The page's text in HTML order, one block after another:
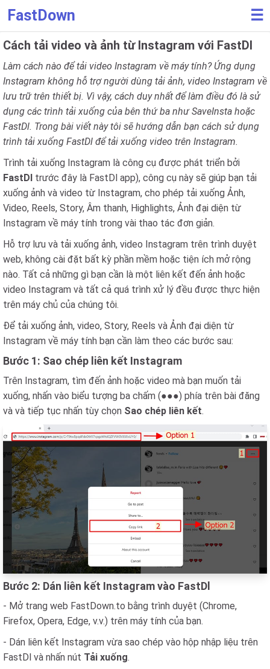
FastDown ☰
Cách tải video và ảnh từ Instagram với FastDl
Làm cách nào để tải video Instagram về máy tính? Ứng dụng
Instagram không hỗ trợ người dùng tải ảnh, video Instagram về
lưu trữ trên thiết bị. Vì vậy, cách duy nhất để làm điều đó là sử
dụng các trình tải xuống của bên thứ ba như SaveInsta hoặc
FastDl. Trong bài viết này tôi sẽ hướng dẫn bạn cách sử dụng
trình tải xuống FastDl để tải xuống video trên Instagram.
Trình tải xuống Instagram là công cụ được phát triển bởi
FastDl trước đây là FastDl app), công cụ này sẽ giúp bạn tải
xuống ảnh và video từ Instagram, cho phép tải xuống Ảnh,
Video, Reels, Story, Âm thanh, Highlights, Ảnh đại diện từ
Instagram về máy tính trong vài thao tác đơn giản.
Hỗ trợ lưu và tải xuống ảnh, video Instagram trên trình duyệt
web, không cài đặt bất kỳ phần mềm hoặc tiện ích mở rộng
nào. Tất cả những gì bạn cần là một liên kết đến ảnh hoặc
video Instagram và tất cả quá trình xử lý đều được thực hiện
trên máy chủ của chúng tôi.
Để tải xuống ảnh, video, Story, Reels và Ảnh đại diện từ
Instagram về máy tính bạn cần làm theo các bước sau:
Bước 1: Sao chép liên kết Instagram
Trên Instagram, tìm đến ảnh hoặc video mà bạn muốn tải
xuống, nhấn vào biểu tượng ba chấm (●●●) phía trên bài đăng
và và tiếp tục nhấn tùy chọn Sao chép liên kết.
Bước 2: Dán liên kết Instagram vào FastDl
- Mở trang web FastDown.to bằng trình duyệt (Chrome,
Firefox, Opera, Edge, v.v.) trên máy tính của bạn.
- Dán liên kết Instagram vừa sao chép vào hộp nhập liệu trên
FastDl và nhấn nút Tải xuống.